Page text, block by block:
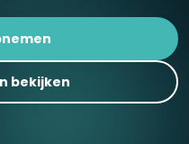
bekijken